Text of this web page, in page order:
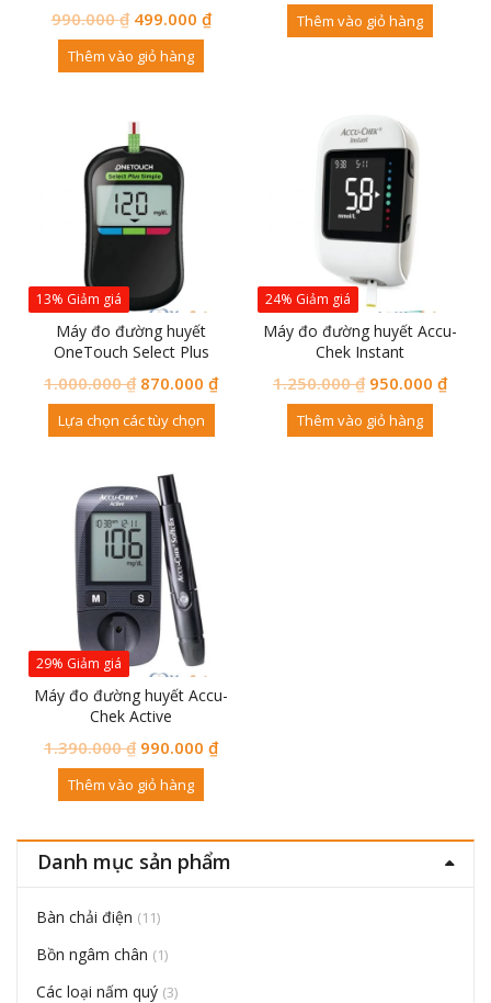
990.000₫ 499.000 ₫
Thêm vào giỏ hàng
Thêm vào giỏ hàng
13% Giảm giá
Máy đo đường huyết
OneTouch Select Plus
Simple
1.000.000₫ 870.000 ₫
Lựa chọn các tùy chọn
24% Giảm giá
Máy đo đường huyết Accu-
Chek Instant
1.250.000₫ 950.000 ₫
Thêm vào giỏ hàng
29% Giảm giá
Máy đo đường huyết Accu-
Chek Active
1.390.000₫ 990.000 ₫
Thêm vào giỏ hàng
Danh mục sản phẩm
Bàn chải điện (11)
Bồn ngâm chân (1)
Các loại nấm quý (3)